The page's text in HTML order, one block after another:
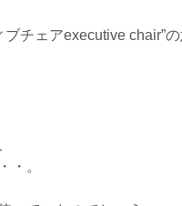
チェアexecutive chair”
・。